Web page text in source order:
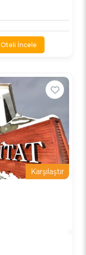
Oteli İncele
Karşılaştır